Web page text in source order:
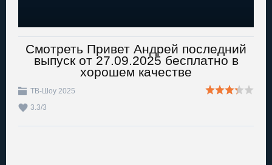
Смотреть Привет Андрей последний
выпуск от 27.09.2025 бесплатно в
хорошем качестве
ТВ-Шоу 2025
3.3/3